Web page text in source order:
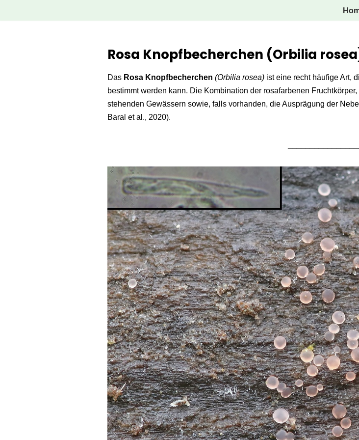
Rosa Knopfbecherchen (Orbilia
Das Rosa Knopfbecherchen (Orbilia rosea) ist eine recht häufige Art,
bestimmt werden kann. Die Kombination der rosafarbenen
stehenden Gewässern sowie, falls vorhanden, die Ausprägung der
Baral et al., 2020).